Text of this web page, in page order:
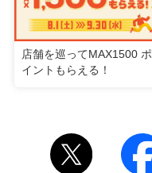
店舗を巡ってMAX1500 ポ
イントもらえる！